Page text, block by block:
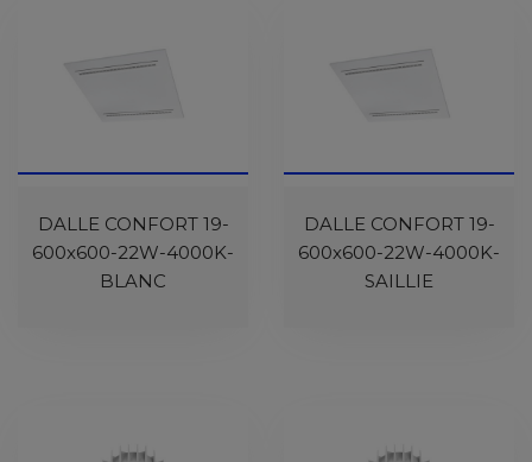
DALLE CONFORT 19-
600x600-22W-4000K-
BLANC
DALLE CONFORT 19-
600x600-22W-4000K-
SAILLIE